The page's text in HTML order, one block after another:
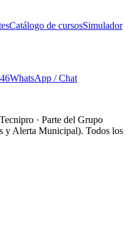
Catálogo de cursosSimulador
WhatsApp / Chat
· Parte del Grupo
y Alerta Municipal). Todos los